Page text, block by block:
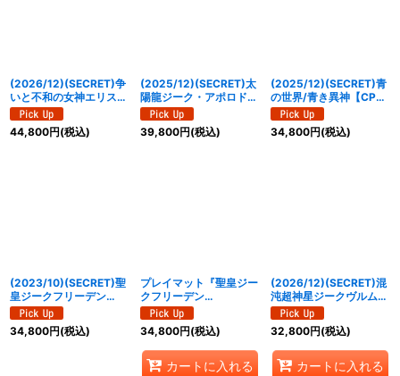
(2026/12)(SECRET)争
いと不和の女神エリス
【CP-SEC】{BS75-
CP02}《紫》
44,800円(税込)
(2025/12)(SECRET)太
陽龍ジーク・アポロドラ
ゴンXV【XV-SEC】
{BSC50-XV01}《赤》
39,800円(税込)
(2025/12)(SECRET)青
の世界/青き異神【CP-
SEC】{BS73-
TCP06a/BS73-
TCP06b}《青》
34,800円(税込)
(2023/10)(SECRET)聖
皇ジークフリーデン
XV【XV-SEC】{BS66-
XV02}《多》
34,800円(税込)
プレイマット『聖皇ジー
クフリーデン
XV(CHAMPION)』
【-】{-}《サプライ》
34,800円(税込)
カートに入れる
(2026/12)(SECRET)混
沌超神星ジークヴルム・
オルタ・ノヴァ【AX-
SEC】{BS75-AX03}
《青》
32,800円(税込)
カートに入れる